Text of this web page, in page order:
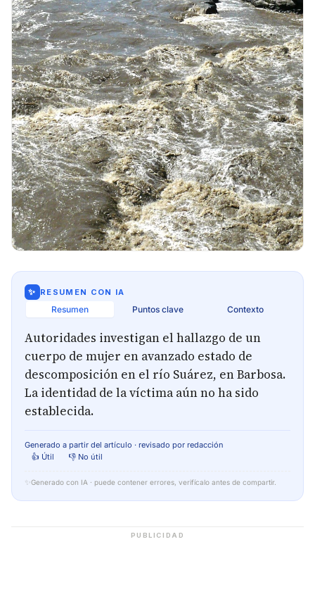
✨ RESUMEN CON IA
Resumen Puntos clave Contexto
Autoridades investigan el hallazgo de un
cuerpo de mujer en avanzado estado de
descomposición en el río Suárez, en Barbosa.
La identidad de la víctima aún no ha sido
establecida.
Generado a partir del artículo · revisado por redacción
👍 Útil
👎 No útil
✨ Generado con IA · puede contener errores, verifícalo antes de compartir.
PUBLICIDAD